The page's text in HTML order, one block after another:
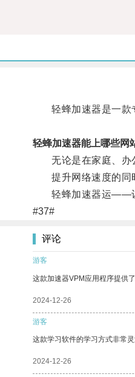
轻蜂加速器是一款专
轻蜂加速器能上哪些网
无论是在家庭、办公
提升网络速度的同时
轻蜂加速器运——让
#37#
评论
游客
这款加速器VPM应用程序提供
2024-12-26
游客
这款学习软件的学习方式非常
2024-12-26